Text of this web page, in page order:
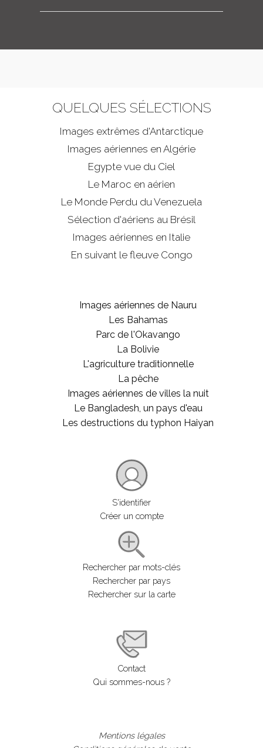
QUELQUES SÉLECTIONS
Images extrêmes d'Antarctique
Images aériennes en Algérie
Egypte vue du Ciel
Le Maroc en aérien
Le Monde Perdu du Venezuela
Sélection d'aériens au Brésil
Images aériennes en Italie
En suivant le fleuve Congo
Images aériennes de Nauru
Les Bahamas
Parc de l'Okavango
La Bolivie
L'agriculture traditionnelle
La pêche
Images aériennes de villes la nuit
Le Bangladesh, un pays d'eau
Les destructions du typhon Haiyan
S'identifier
Créer un compte
Rechercher par mots-clés
Rechercher par pays
Rechercher sur la carte
Contact
Qui sommes-nous ?
Mentions légales